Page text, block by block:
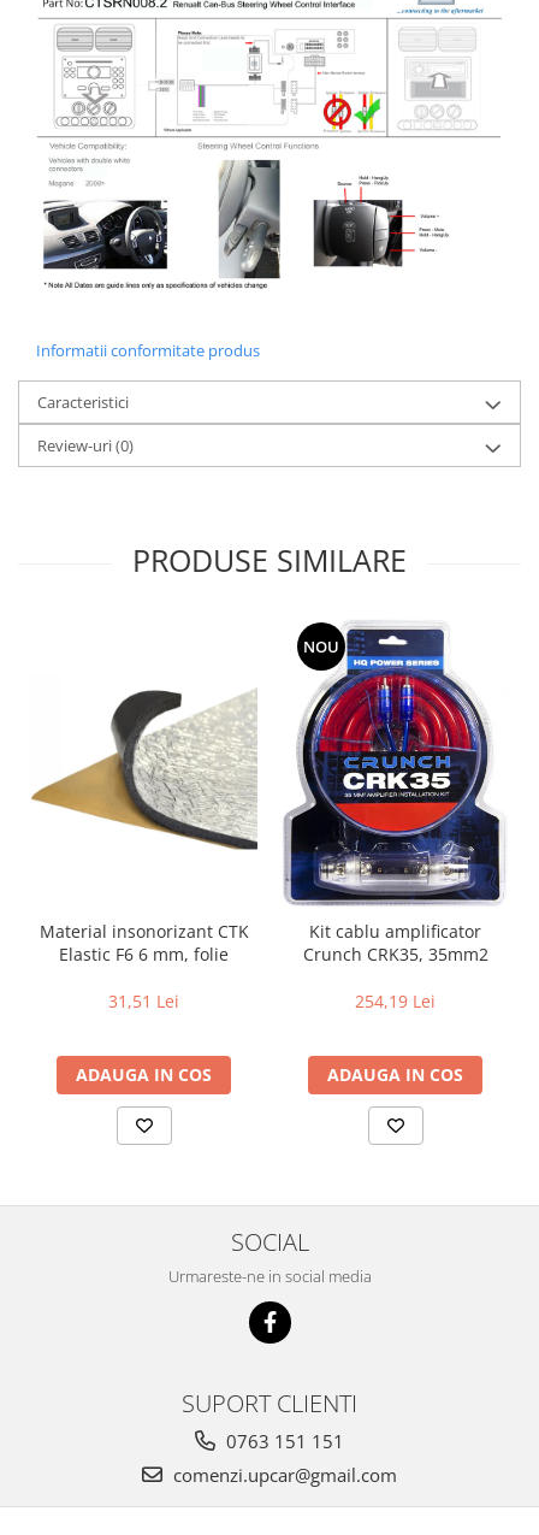
Informatii conformitate produs
Caracteristici
Review-uri(0)
PRODUSE SIMILARE
Material insonorizant CTK
Elastic F6 6 mm, folie
31,51 Lei
ADAUGA IN COS
NOU
Kit cablu amplificator
Crunch CRK35, 35mm2
254,19 Lei
ADAUGA IN COS
SOCIAL
Urmareste-ne in social media
SUPORT CLIENTI
0763 151 151
comenzi.upcar@gmail.com